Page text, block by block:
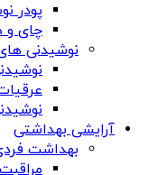
پودر
چای و
نوشیدنی
آرایشی بهداشتی
بهداشت